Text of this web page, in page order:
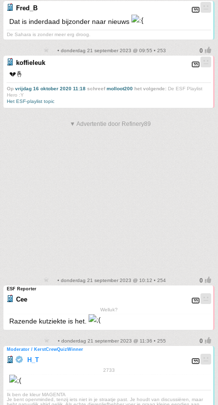
Fred_B
Dat is inderdaad bijzonder naar nieuws
De Sahara is zonder meer erg droog.
• donderdag 21 september 2023 @ 09:55 • 253
koffieleuk
💔🤞
Op vrijdag 16 oktober 2020 11:18 schreefmolloot200 het volgende: De ESF Playlist
Hero :Y
Het ESF-playlist topic
▼ Advertentie door Refinery89
• donderdag 21 september 2023 @ 10:12 • 254
ESF Reporter
Cee
Welluk?
Razende kutziekte is het.
• donderdag 21 september 2023 @ 11:36 • 255
Moderator / KerstCrewQuizWinner
H_T
2733
Ik ben de kleur MAGENTA
Je bent openminded, tenzij iets niet in je straatje past. Je houdt van discussiëren, maar